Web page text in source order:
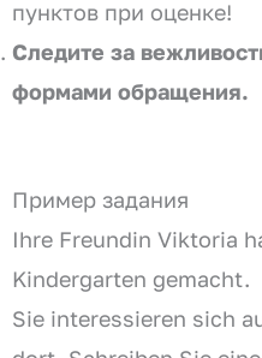
пунктов при оценке!
Следите за
формами обращения.
Пример задания
Ihre Freundin Viktoria
Kindergarten gemacht.
Sie interessieren sich